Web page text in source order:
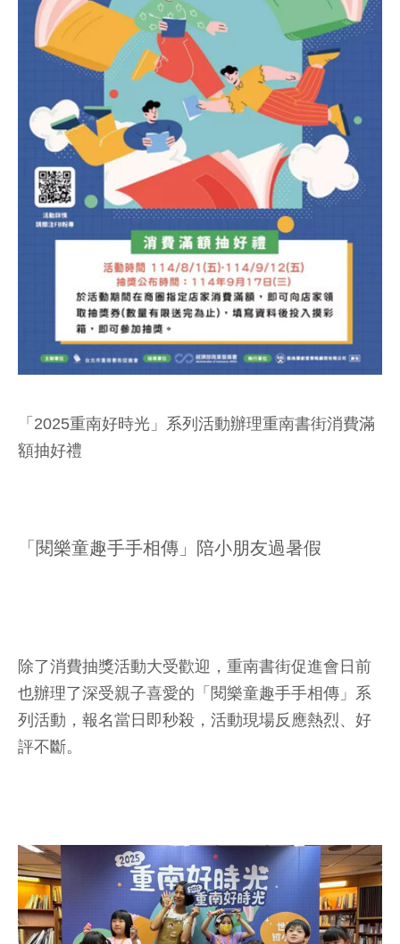
「2025重南好時光」系列活動辦理重南書街消費滿
額抽好禮
「閱樂童趣手手相傳」陪小朋友過暑假
除了消費抽獎活動大受歡迎，重南書街促進會日前
也辦理了深受親子喜愛的「閱樂童趣手手相傳」系
列活動，報名當日即秒殺，活動現場反應熱烈、好
評不斷。